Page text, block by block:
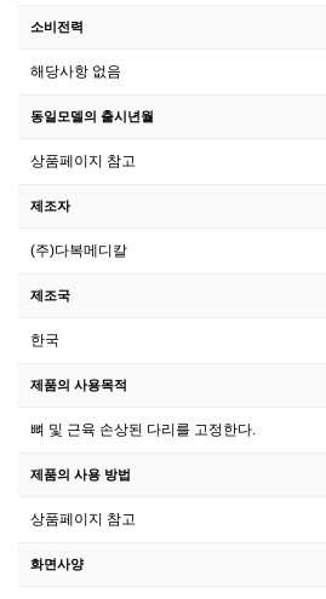
소비전력
해당사항 없음
동일모델의 출시년월
상품페이지 참고
제조자
(주)다복메디칼
제조국
한국
제품의 사용목적
뼈 및 근육 손상된 다리를 고정한다.
제품의 사용 방법
상품페이지 참고
화면사양